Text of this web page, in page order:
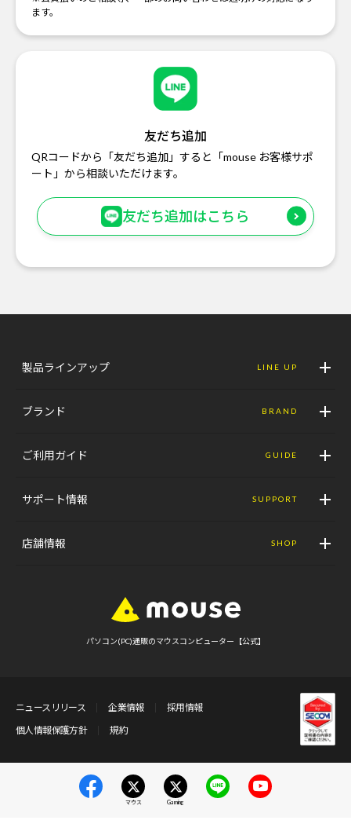
ます。
友だち追加
QRコードから「友だち追加」すると「mouse お客様サポ
ート」から相談いただけます。
友だち追加はこちら
製品ラインアップ LINE UP
ブランド BRAND
ご利用ガイド GUIDE
サポート情報 SUPPORT
店舗情報 SHOP
パソコン(PC)通販のマウスコンピューター【公式】
ニュースリリース 企業情報
採用情報
個人情報保護方針
規約
マウス Gaming